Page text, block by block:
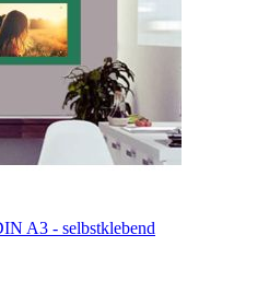
A3 - selbstklebend